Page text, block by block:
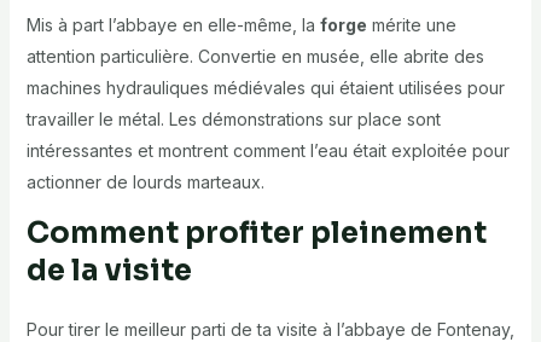
Mis à part l’abbaye en elle-même, la forge mérite une
attention particulière. Convertie en musée, elle abrite des
machines hydrauliques médiévales qui étaient utilisées pour
travailler le métal. Les démonstrations sur place sont
intéressantes et montrent comment l’eau était exploitée pour
actionner de lourds marteaux.
Comment profiter pleinement
de la visite
Pour tirer le meilleur parti de ta visite à l’abbaye de Fontenay,